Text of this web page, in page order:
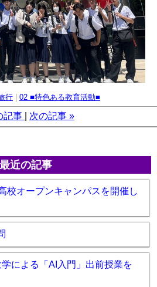
行 02 ■特色ある教育活動■
記事 次の記事 »
最近の記事
校オープンキャンパスを開催し
学による「AI入門」出前授業を